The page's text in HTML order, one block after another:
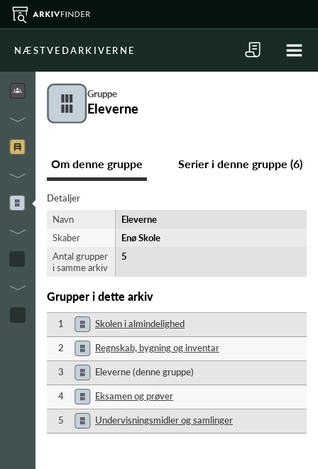
NÆSTVEDARKIVERNE
Gruppe
Eleverne
Om denne gruppe Serier i denne gruppe (6)
Detaljer
Navn
Eleverne
Skaber
Enø Skole
Antal grupper
i samme arkiv
5
Grupper i dette arkiv
1 Skolen i almindelighed
2 Regnskab, bygning og inventar
3 Eleverne (denne gruppe)
4 Eksamen og prøver
5 Undervisningsmidler og samlinger